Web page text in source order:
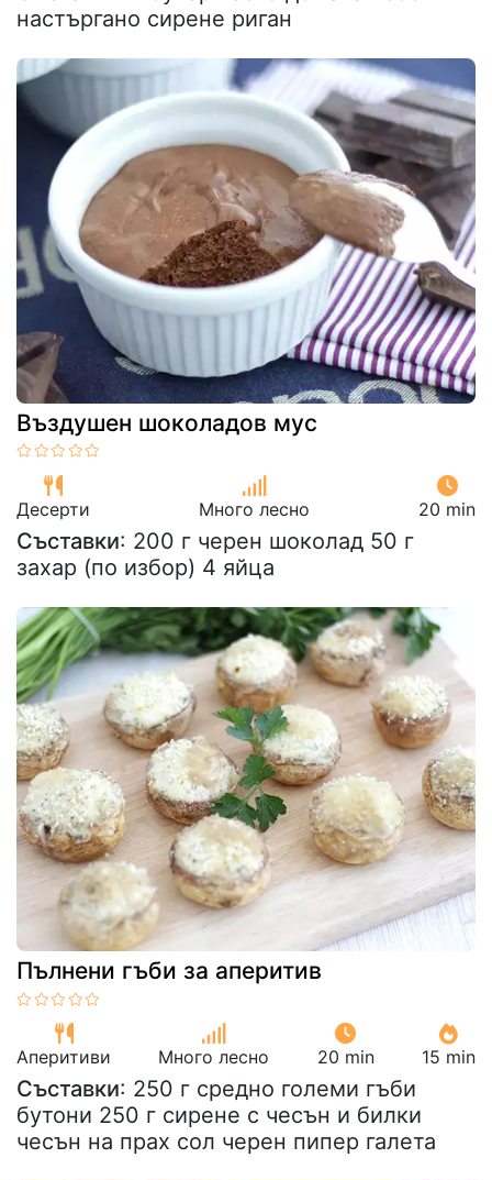
настъргано сирене риган
Въздушен шоколадов мус
Десерти Много лесно 20 min
Съставки: 200 г черен шоколад 50 г
захар (по избор) 4 яйца
Пълнени гъби за аперитив
Аперитиви Много лесно 20 min 15 min
Съставки: 250 г средно големи гъби
бутони 250 г сирене с чесън и билки
чесън на прах сол черен пипер галета